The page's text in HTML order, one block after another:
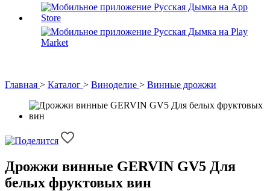
Главная > Каталог > Виноделие > Винные дрожжи
Дрожжи винные GERVIN GV5 Для
белых фруктовых вин